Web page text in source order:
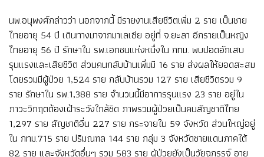
นพ.อนุพงศ์กล่าวว่า นอกจากนี้ มีรายงานเสียชีวิตเพิ่ม 2 ราย เป็นชาย
ไทยอายุ 54 ปี เดินทางมาจากมาเลเซีย อยู่ที่ จ.ยะลา อีกรายเป็นหญิง
ไทยอายุ 56 ปี รักษาใน รพ.เอกชนแห่งหนึ่งใน กทม. พบปอดอักเสบ
รุนแรงและเสียชีวิต ส่วนคนกลับบ้านเพิ่มมี 16 ราย ส่งผลให้ยอดสะสม
โดยรวมมีผู้ป่วย 1,524 ราย กลับบ้านรวม 127 ราย เสียชีวิตรวม 9
ราย รักษาใน รพ.1,388 ราย จำนวนนี้มีอาการรุนแรง 23 ราย อยู่ใน
ภาวะวิกฤตต้องเฝ้าระวังใกล้ชิด ภาพรวมผู้ป่วยเป็นคนสัญชาติไทย
1,297 ราย สัญชาติอื่น 227 ราย กระจายใน 59 จังหวัด ส่วนใหญ่อยู่
ใน กทม.715 ราย ปริมณฑล 144 ราย กลุ่ม 3 จังหวัดชายแดนภาคใต้
82 ราย และจังหวัดอื่นๆ รวม 583 ราย ผู้ป่วยยังเป็นวัยฉกรรจ์ อายุ